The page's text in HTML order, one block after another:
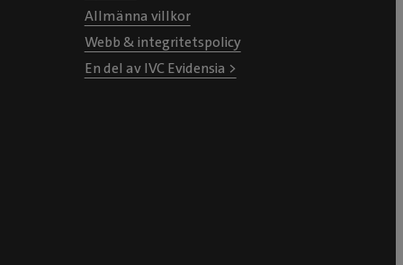
Allmänna villkor
Webb & integritetspolicy
En del av IVC Evidensia >